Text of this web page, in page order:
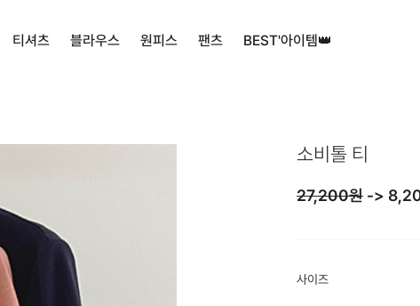
티셔츠 블라우스 원피스 팬츠 BEST'아이템👑
소비톨 티
27,200원 ->
사이즈